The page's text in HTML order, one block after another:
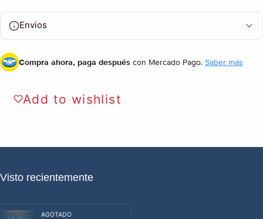
Envios
Compra ahora, paga después con Mercado Pago. Saber más
Add to wishlist
Visto recientemente
AGOTADO